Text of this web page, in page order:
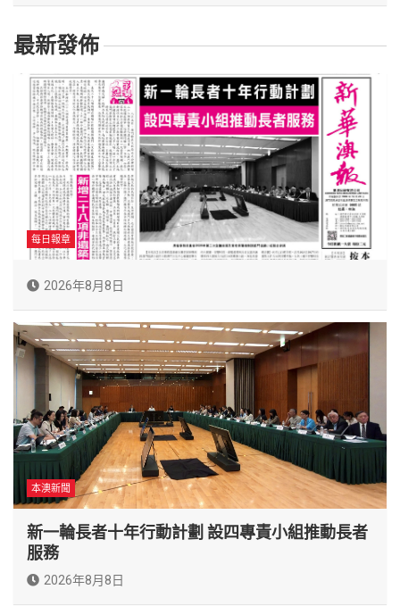
最新發佈
每日報章
2026年8月8日
本澳新聞
新一輪長者十年行動計劃 設四專責小組推動長者
服務
2026年8月8日